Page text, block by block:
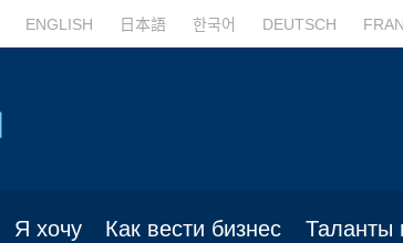
ENGLISH 日本語 한국어 DEUTSCH
Я хочу Как вести бизнес Таланты